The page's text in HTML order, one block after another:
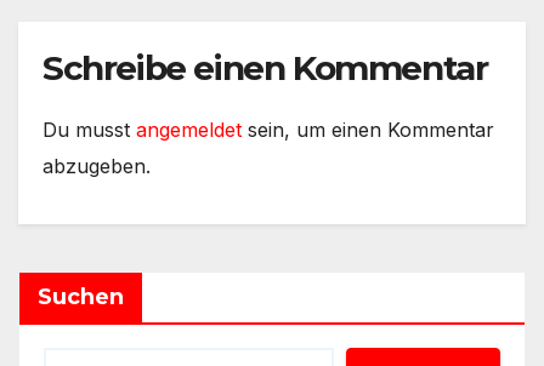
Schreibe einen Kommentar
Du musst angemeldet sein, um einen Kommentar
abzugeben.
Suchen